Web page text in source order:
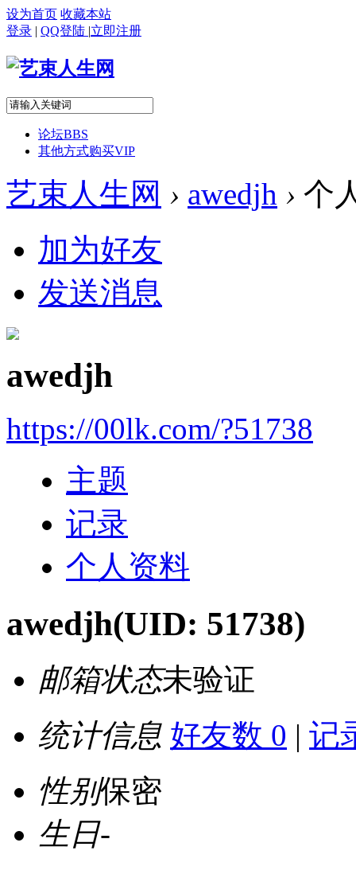
设为首页 收藏本站
登录 | QQ登陆 |立即注册
论坛BBS
其他方式购买VIP
艺束人生网 › awedjh › 个
加为好友
发送消息
awedjh
https://00lk.com/?51738
主题
记录
个人资料
awedjh(UID: 51738)
邮箱状态未验证
统计信息 好友数 0 | 记
性别保密
生日-